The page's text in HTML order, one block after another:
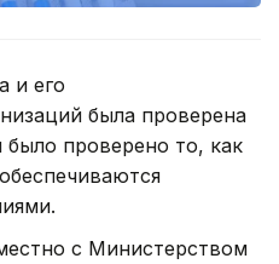
и его
была проверена
было проверено то, как
с Министерством